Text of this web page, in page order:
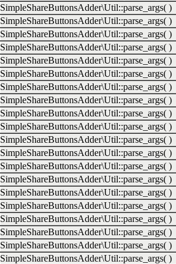
SimpleShareButtonsAdder\Util::parse_args( )
SimpleShareButtonsAdder\Util::parse_args( )
SimpleShareButtonsAdder\Util::parse_args( )
SimpleShareButtonsAdder\Util::parse_args( )
SimpleShareButtonsAdder\Util::parse_args( )
SimpleShareButtonsAdder\Util::parse_args( )
SimpleShareButtonsAdder\Util::parse_args( )
SimpleShareButtonsAdder\Util::parse_args( )
SimpleShareButtonsAdder\Util::parse_args( )
SimpleShareButtonsAdder\Util::parse_args( )
SimpleShareButtonsAdder\Util::parse_args( )
SimpleShareButtonsAdder\Util::parse_args( )
SimpleShareButtonsAdder\Util::parse_args( )
SimpleShareButtonsAdder\Util::parse_args( )
SimpleShareButtonsAdder\Util::parse_args( )
SimpleShareButtonsAdder\Util::parse_args( )
SimpleShareButtonsAdder\Util::parse_args( )
SimpleShareButtonsAdder\Util::parse_args( )
SimpleShareButtonsAdder\Util::parse_args( )
SimpleShareButtonsAdder\Util::parse_args( )